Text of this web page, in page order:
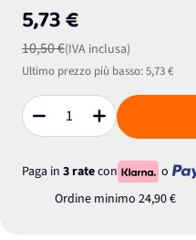
5,73 €
10,50 €(IVA inclusa)
Ultimo prezzo più basso:5,73 €
Quantità
Paga in 3 ratecon
o
Ordine minimo 24,90 €